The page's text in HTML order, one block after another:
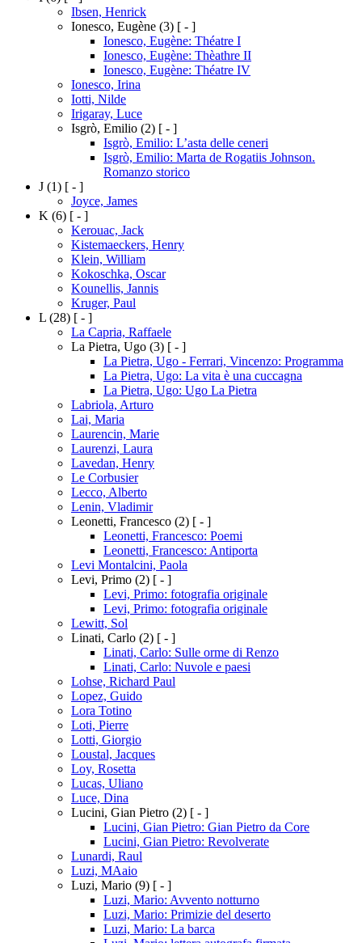
Ibsen, Henrick
Ionesco, Eugène (3) [ - ]
Ionesco, Eugène: Théatre I
Ionesco, Eugène: Thèathre II
Ionesco, Eugène: Théatre IV
Ionesco, Irina
Iotti, Nilde
Irigaray, Luce
Isgrò, Emilio (2) [ - ]
Isgrò, Emilio: L’asta delle ceneri
Isgrò, Emilio: Marta de Rogatiis Johnson.
Romanzo storico
J (1) [ - ]
Joyce, James
K (6) [ - ]
Kerouac, Jack
Kistemaeckers, Henry
Klein, William
Kokoschka, Oscar
Kounellis, Jannis
Kruger, Paul
L (28) [ - ]
La Capria, Raffaele
La Pietra, Ugo (3) [ - ]
La Pietra, Ugo - Ferrari, Vincenzo: Programma
La Pietra, Ugo: La vita è una cuccagna
La Pietra, Ugo: Ugo La Pietra
Labriola, Arturo
Lai, Maria
Laurencin, Marie
Laurenzi, Laura
Lavedan, Henry
Le Corbusier
Lecco, Alberto
Lenin, Vladimir
Leonetti, Francesco (2) [ - ]
Leonetti, Francesco: Poemi
Leonetti, Francesco: Antiporta
Levi Montalcini, Paola
Levi, Primo (2) [ - ]
Levi, Primo: fotografia originale
Levi, Primo: fotografia originale
Lewitt, Sol
Linati, Carlo (2) [ - ]
Linati, Carlo: Sulle orme di Renzo
Linati, Carlo: Nuvole e paesi
Lohse, Richard Paul
Lopez, Guido
Lora Totino
Loti, Pierre
Lotti, Giorgio
Loustal, Jacques
Loy, Rosetta
Lucas, Uliano
Luce, Dina
Lucini, Gian Pietro (2) [ - ]
Lucini, Gian Pietro: Gian Pietro da Core
Lucini, Gian Pietro: Revolverate
Lunardi, Raul
Luzi, MAaio
Luzi, Mario (9) [ - ]
Luzi, Mario: Avvento notturno
Luzi, Mario: Primizie del deserto
Luzi, Mario: La barca